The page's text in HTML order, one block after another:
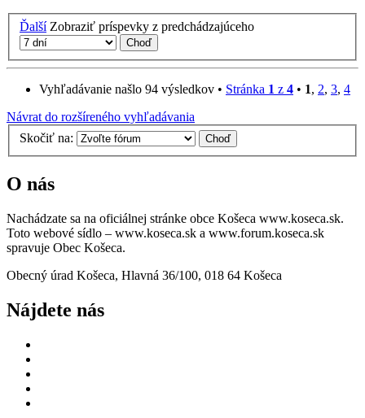
Ďalší Zobraziť príspevky z predchádzajúceho
Vyhľadávanie našlo 94 výsledkov • Stránka 1 z 4 • 1, 2, 3, 4
Návrat do rozšíreného vyhľadávania
Skočiť na:
O nás
Nachádzate sa na oficiálnej stránke obce Košeca www.koseca.sk.
Toto webové sídlo – www.koseca.sk a www.forum.koseca.sk
spravuje Obec Košeca.
Obecný úrad Košeca, Hlavná 36/100, 018 64 Košeca
Nájdete nás